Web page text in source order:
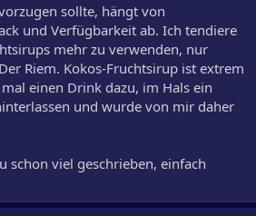
sollte, hängt von
und Verfügbarkeit ab. Ich tendiere
mehr zu verwenden, nur
Riem. Kokos-Fruchtsirup ist extrem
einen Drink dazu, im Hals ein
und wurde von mir daher
schon viel geschrieben, einfach